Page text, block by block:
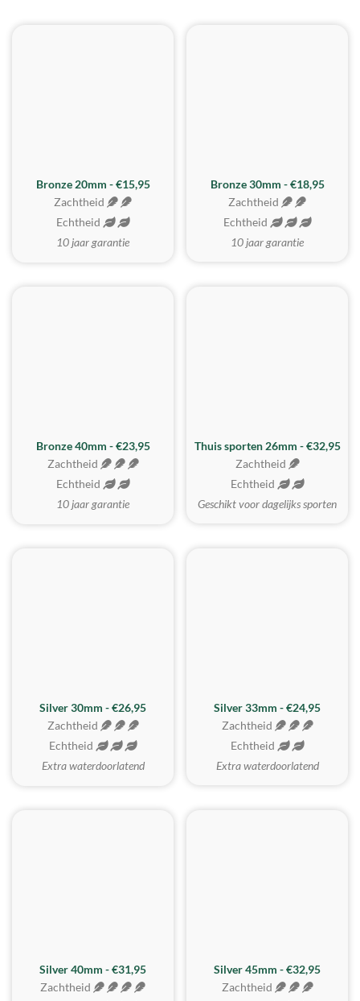
Bronze 20mm - €15,95
Zachtheid
Echtheid
10 jaar garantie
BESTE KOOP
Bronze 30mm - €18,95
Zachtheid
Echtheid
10 jaar garantie
Bronze 40mm - €23,95
Zachtheid
Echtheid
10 jaar garantie
Thuis sporten 26mm - €32,95
Zachtheid
Echtheid
Geschikt voor dagelijks sporten
Silver 30mm - €26,95
Zachtheid
Echtheid
Extra waterdoorlatend
Silver 33mm - €24,95
Zachtheid
Echtheid
Extra waterdoorlatend
Silver 40mm - €31,95
Zachtheid
Silver 45mm - €32,95
Zachtheid